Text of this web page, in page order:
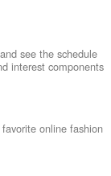
see the schedule
interest components
online fashion